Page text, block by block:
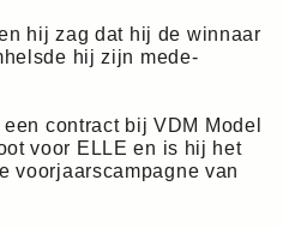
hij zag dat hij de winnaar
hij zijn mede-
contract bij VDM Model
voor ELLE en is hij het
voorjaarscampagne van